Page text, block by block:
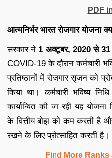
PDF
आत्मनिर्भर भारत रोजगार योजना
सरकार ने 1 अक्टूबर, 2020 से 31
COVID-19 के दौरान कर्मचारी
प्रतिष्ठानों में रोजगार सृजन को
किया था। कर्मचारी भविष्य
कार्यान्वित की जा रही यह योजना
के वित्तीय बोझ को कम करती है
रखने के लिए प्रोत्साहित करती है।
Find More